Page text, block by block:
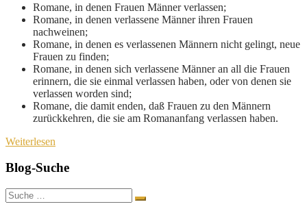
Romane, in denen Frauen Männer verlassen;
Romane, in denen verlassene Männer ihren Frauen
nachweinen;
Romane, in denen es verlassenen Männern nicht gelingt, neue
Frauen zu finden;
Romane, in denen sich verlassene Männer an all die Frauen
erinnern, die sie einmal verlassen haben, oder von denen sie
verlassen worden sind;
Romane, die damit enden, daß Frauen zu den Männern
zurückkehren, die sie am Romananfang verlassen haben.
Weiterlesen
Blog-Suche
Suche
nach: